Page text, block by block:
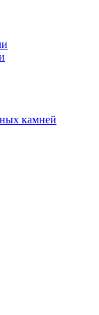
камней